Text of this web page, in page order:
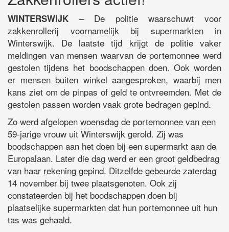
WINTERSWIJK – De politie waarschuwt voor
zakkenrollerij voornamelijk bij supermarkten in
Winterswijk. De laatste tijd krijgt de politie vaker
meldingen van mensen waarvan de portemonnee werd
gestolen tijdens het boodschappen doen. Ook worden
er mensen buiten winkel aangesproken, waarbij men
kans ziet om de pinpas of geld te ontvreemden. Met de
gestolen passen worden vaak grote bedragen gepind.
Zo werd afgelopen woensdag de portemonnee van een
59-jarige vrouw uit Winterswijk gerold. Zij was
boodschappen aan het doen bij een supermarkt aan de
Europalaan. Later die dag werd er een groot geldbedrag
van haar rekening gepind. Ditzelfde gebeurde zaterdag
14 november bij twee plaatsgenoten. Ook zij
constateerden bij het boodschappen doen bij
plaatselijke supermarkten dat hun portemonnee uit hun
tas was gehaald.